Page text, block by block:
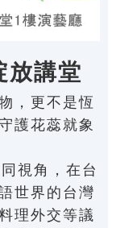
放講堂
，更不是恆
護花蕊就象
視角，在台
世界的台灣
理外交等議